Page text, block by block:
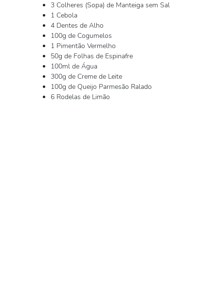
3 Colheres (Sopa) de Manteiga sem Sal
1 Cebola
4 Dentes de Alho
100g de Cogumelos
1 Pimentão Vermelho
50g de Folhas de Espinafre
100ml de Água
300g de Creme de Leite
100g de Queijo Parmesão Ralado
6 Rodelas de Limão